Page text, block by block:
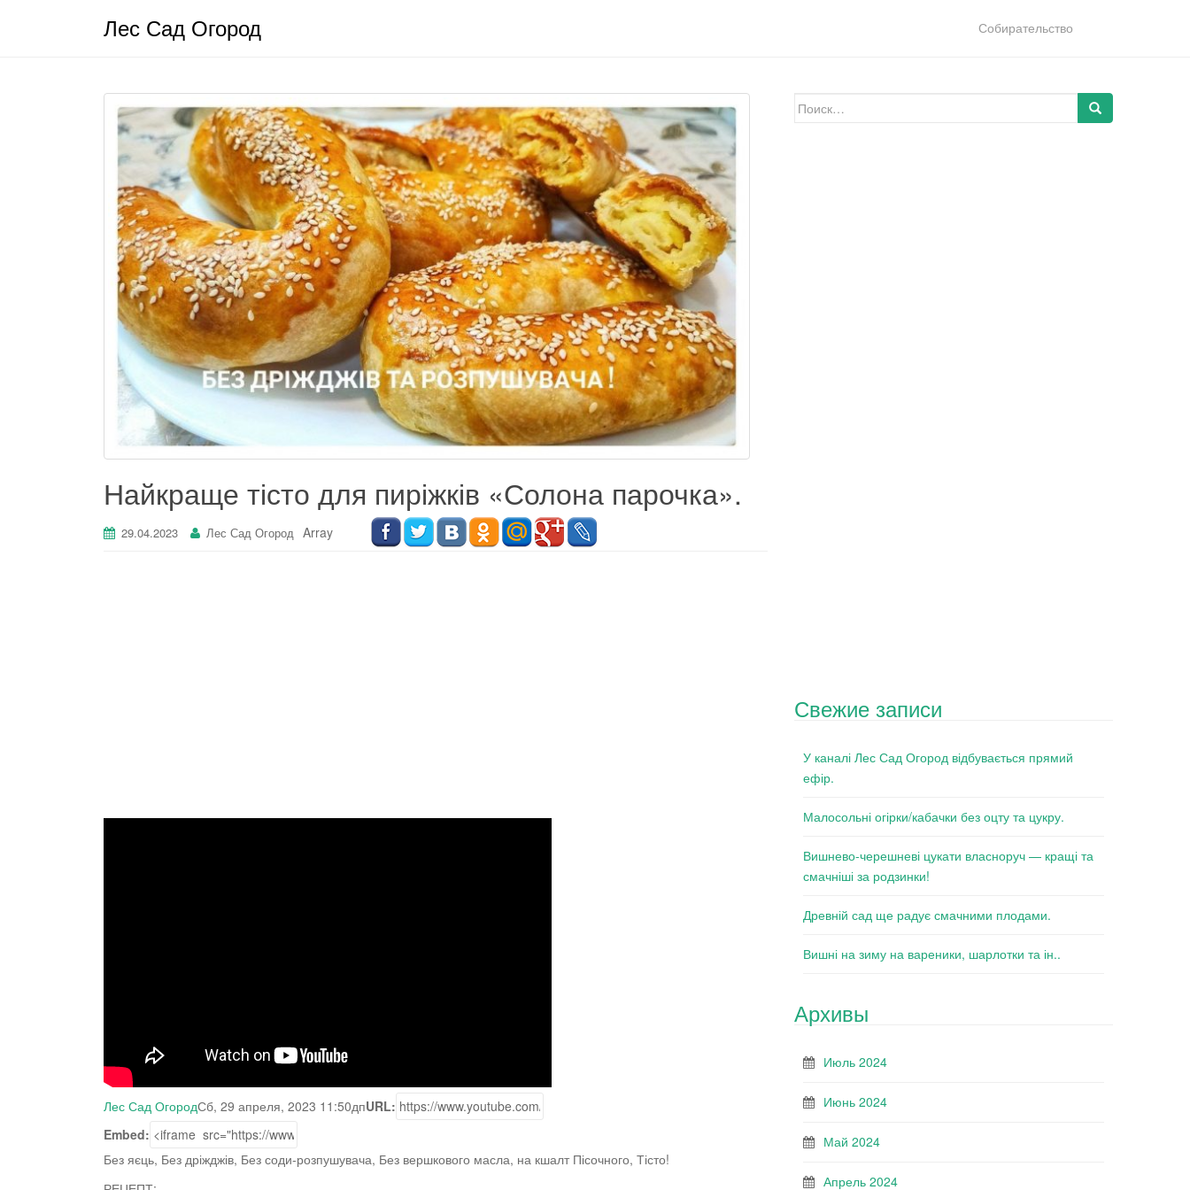
Лес Сад Огород Собирательство
Найкраще тісто для пиріжків «Солона парочка».
29.04.2023 Лес Сад Огород Array
Лес Сад ОгородСб, 29 апреля, 2023 11:50дпURL:
Embed:
Без яєць, Без дріжджів, Без соди-розпушувача, Без вершкового масла, на кшалт Пісочного, Тісто!
Искать:
Свежие записи
У каналі Лес Сад Огород відбувається прямий
ефір.
Малосольні огірки/кабачки без оцту та цукру.
Вишнево-черешневі цукати власноруч — кращі та
смачніші за родзинки!
Древній сад ще радує смачними плодами.
Вишні на зиму на вареники, шарлотки та ін..
Архивы
Июль 2024
Июнь 2024
Май 2024
Апрель 2024